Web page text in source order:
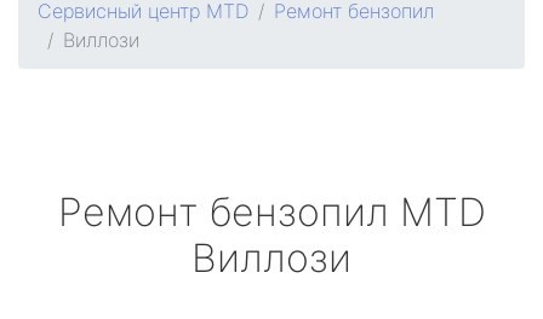
Сервисный центр MTD
Ремонт бензопил
Виллози
Ремонт бензопил MTD
Виллози